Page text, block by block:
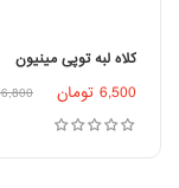
کلاه لبه توپی مینیون
6,500 تومان 6,800